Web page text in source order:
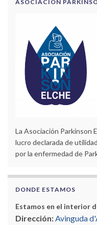
ASOCIACIÓN
La Asociación Parkinson
lucro declarada de
por la enfermedad de
DONDE ESTAMOS
Estamos en el interior
Dirección:Avinguda